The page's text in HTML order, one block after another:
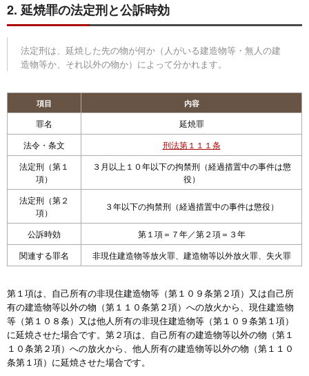
2. 延焼罪の法定刑と公訴時効
法定刑は、延焼した先の物が何か（人がいる建造物等・無人の建
造物等か、それ以外の物か）によって分かれます。
項目 内容
罪名
延焼罪
法令・条文
刑法第１１１条
法定刑（第１
項）
３月以上１０年以下の拘禁刑（経過措置中の事件は懲
役）
法定刑（第２
項）
３年以下の拘禁刑（経過措置中の事件は懲役）
公訴時効
第１項＝７年／第２項＝３年
関連する罪名
非現住建造物等放火罪、建造物等以外放火罪、失火罪
第１項は、自己所有の非現住建造物等（第１０９条第２項）又は自己所
有の建造物等以外の物（第１１０条第２項）への放火から、現住建造物
等（第１０８条）又は他人所有の非現住建造物等（第１０９条第１項）
に延焼させた場合です。第２項は、自己所有の建造物等以外の物（第１
１０条第２項）への放火から、他人所有の建造物等以外の物（第１１０
条第１項）に延焼させた場合です。